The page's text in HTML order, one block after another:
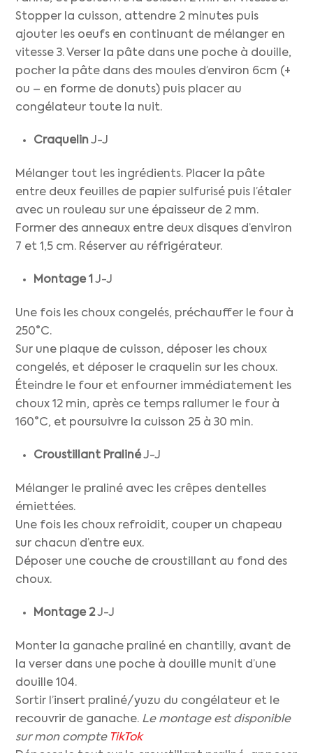
Stopper la cuisson, attendre 2 minutes puis
ajouter les oeufs en continuant de mélanger en
vitesse 3. Verser la pâte dans une poche à douille,
pocher la pâte dans des moules d’environ 6cm (+
ou – en forme de donuts) puis placer au
congélateur toute la nuit.
CraquelinJ-J
Mélanger tout les ingrédients. Placer la pâte
entre deux feuilles de papier sulfurisé puis l’étaler
avec un rouleau sur une épaisseur de 2 mm.
Former des anneaux entre deux disques d’environ
7 et 1,5 cm. Réserver au réfrigérateur.
Montage 1 J-J
Une fois les choux congelés, préchauffer le four à
250°C.
Sur une plaque de cuisson, déposer les choux
congelés, et déposer le craquelin sur les choux.
Éteindre le four et enfourner immédiatement les
choux 12 min, après ce temps rallumer le four à
160°C, et poursuivre la cuisson 25 à 30 min.
Croustillant PralinéJ-J
Mélanger le praliné avec les crêpes dentelles
émiettées.
Une fois les choux refroidit, couper un chapeau
sur chacun d’entre eux.
Déposer une couche de croustillant au fond des
choux.
Montage 2J-J
Monter la ganache praliné en chantilly, avant de
la verser dans une poche à douille munit d’une
douille 104.
Sortir l’insert praliné/yuzu du congélateur et le
recouvrir de ganache. Le montage est disponible
sur mon compte TikTok